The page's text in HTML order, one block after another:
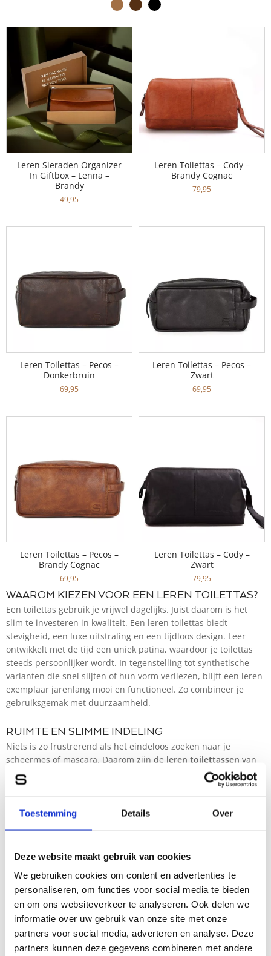
Toestemming Details Over
Deze website maakt gebruik van cookies
We gebruiken cookies om content en advertenties te
personaliseren, om functies voor social media te bieden
en om ons websiteverkeer te analyseren. Ook delen we
informatie over uw gebruik van onze site met onze
partners voor social media, adverteren en analyse. Deze
partners kunnen deze gegevens combineren met andere
Leren Sieraden Organizer
In Giftbox – Lenna –
Brandy
49,95
Leren Toilettas – Cody –
Brandy Cognac
79,95
Leren Toilettas – Pecos –
Donkerbruin
69,95
Leren Toilettas – Pecos –
Zwart
69,95
Leren Toilettas – Pecos –
Brandy Cognac
69,95
Leren Toilettas – Cody –
Zwart
79,95
WAAROM KIEZEN VOOR EEN LEREN TOILETTAS?
Een toilettas gebruik je vrijwel dagelijks. Juist daarom is het
slim te investeren in kwaliteit. Een leren toilettas biedt
stevigheid, een luxe uitstraling en een tijdloos design. Leer
ontwikkelt met de tijd een uniek patina, waardoor je toilettas
steeds persoonlijker wordt. In tegenstelling tot synthetische
varianten die snel slijten of hun vorm verliezen, blijft een leren
exemplaar jarenlang mooi en functioneel. Zo combineer je
gebruiksgemak met duurzaamheid.
RUIMTE EN SLIMME INDELING
Niets is zo frustrerend als het eindeloos zoeken naar je
scheermes of mascara. Daarom zijn de leren toilettassen van
Spikes & Sparrow ontworpen met meerdere vakken en een
slimme indeling. Je tandenborstel, parfum of crèmes hebben
spullen veilig opgeborgen, ook onderweg. Of je nu veel kleine
handbagage, maar groot genoeg voor al je essentials.
EEN LEREN TOILETTAS VOOR DAMES EN HEREN
Onze collectie bevat modellen die zowel dames als heren
aanspreken. Voor vrouwen hebben we een collectieleren
dames toilettassenmet elegante ontwerpen die praktisch zijn
zonder aan stijl in te boeten. Voor mannen hebben we speciale
leren heren toilettassenmet robuuste, stoere uitvoeringen die